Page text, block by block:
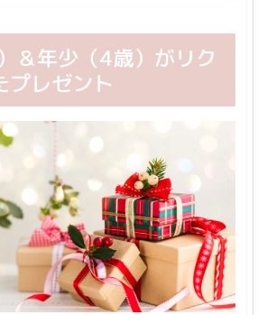
＆年少（4歳）がリク
プレゼント